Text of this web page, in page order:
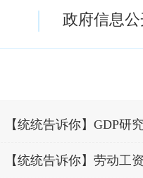
政府信息公
【统统告诉你】GDP研
【统统告诉你】劳动工